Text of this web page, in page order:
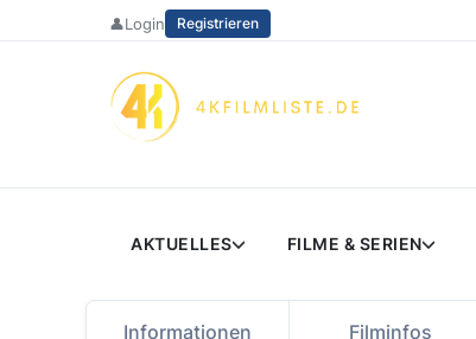
👤Login Registrieren
AKTUELLES FILME & SERIEN
Informationen Filminfos